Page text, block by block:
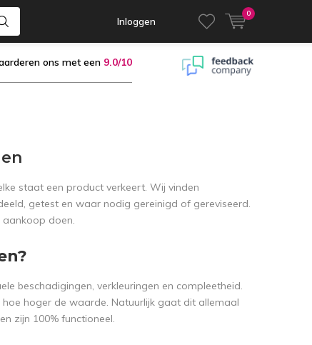
Inloggen
0
ons met een 9.0/10
staat een product verkeert. Wij vinden
getest en waar nodig gereinigd of gereviseerd.
aankoop doen.
beschadigingen, verkleuringen en compleetheid.
hoger de waarde. Natuurlijk gaat dit allemaal
zijn 100% functioneel.